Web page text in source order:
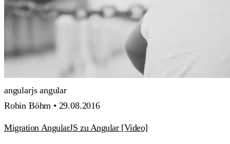
angularjsangular
Robin Böhm • 29.08.2016
Migration AngularJS zu Angular [Video]